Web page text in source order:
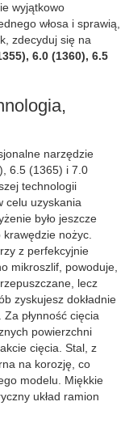
wyjątkowo
włosa i sprawią,
zdecyduj się na
6.0 (1360), 6.5
narzędzie
6.5 (1365) i 7.0
technologii
celu uzyskania
było jeszcze
nożyc.
z perfekcyjnie
mikroszlif, powoduje,
lecz
zyskujesz dokładnie
płynność cięcia
powierzchni
cięcia. Stal, z
na korozję, co
modelu. Miękkie
układ ramion